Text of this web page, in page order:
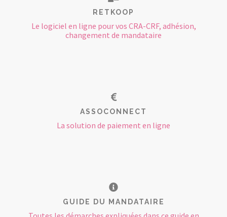
RETKOOP
Le logiciel en ligne pour vos CRA-CRF, adhésion,
changement de mandataire
ASSOCONNECT
La solution de paiement en ligne
GUIDE DU MANDATAIRE